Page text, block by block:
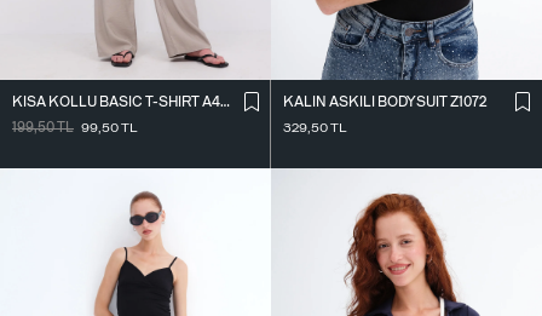
KISA KOLLU BASIC T-SHIRT A4003-DK4
199,50TL 99,50TL
KALIN ASKILI BODYSUIT Z1072
329,50TL